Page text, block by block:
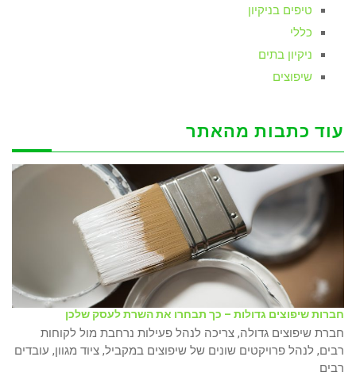
טיפים בניקיון
כללי
ניקיון בתים
שיפוצים
עוד כתבות מהאתר
חברות שיפוצים גדולות – כך תבחרו את השרת לעסק שלכן
חברת שיפוצים גדולה, צריכה לנהל פעילות נרחבת מול לקוחות
רבים, לנהל פרויקטים שונים של שיפוצים במקביל, ציוד מגוון, עובדים
רבים